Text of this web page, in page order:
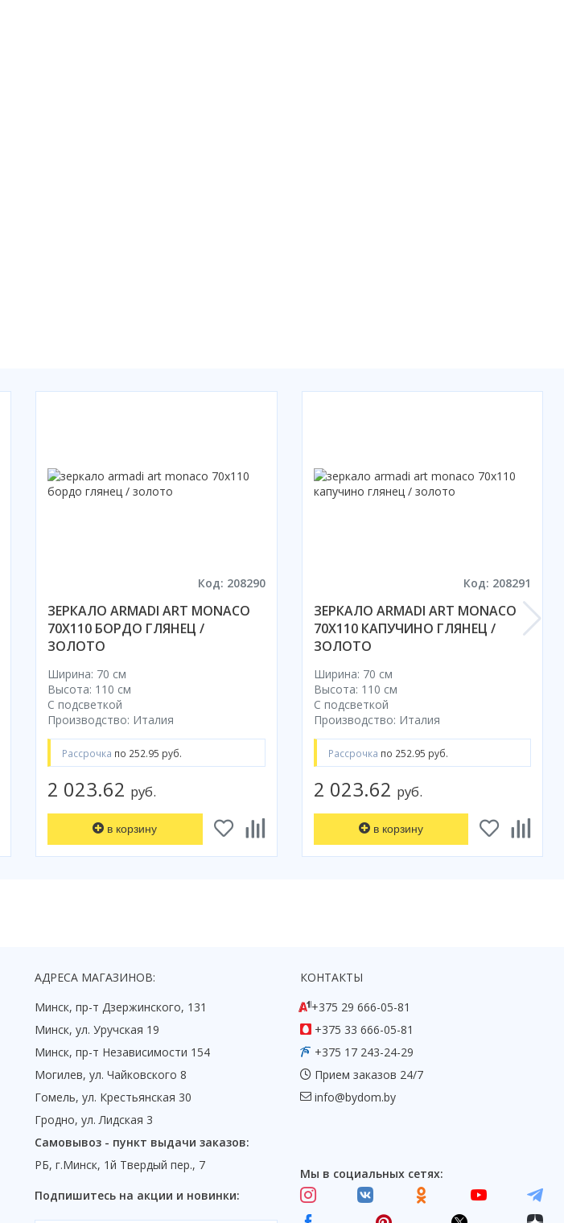
Код: 208290
ЗЕРКАЛО ARMADI ART MONACO
70X110 БОРДО ГЛЯНЕЦ /
ЗОЛОТО
Ширина: 70 см
Высота: 110 см
С подсветкой
Производство: Италия
Рассрочка по 252.95 руб.
2 023.62 руб.
в корзину
Код: 208291
ЗЕРКАЛО ARMADI ART MONACO
70X110 КАПУЧИНО ГЛЯНЕЦ /
ЗОЛОТО
Ширина: 70 см
Высота: 110 см
С подсветкой
Производство: Италия
Рассрочка по 252.95 руб.
2 023.62 руб.
в корзину
АДРЕСА МАГАЗИНОВ:
Минск, пр-т Дзержинского, 131
Минск, ул. Уручская 19
Минск, пр-т Независимости 154
Могилев, ул. Чайковского 8
Гомель, ул. Крестьянская 30
Гродно, ул. Лидская 3
Самовывоз - пункт выдачи заказов:
РБ, г.Минск, 1й Твердый пер., 7
Подпишитесь на акции и новинки:
КОНТАКТЫ
+375 29 666-05-81
+375 33 666-05-81
+375 17 243-24-29
Прием заказов 24/7
info@bydom.by
Мы в социальных сетях: